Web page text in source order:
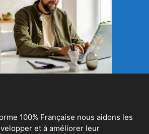
100% Française nous aidons les
et à améliorer leur